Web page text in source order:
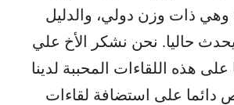
وهي ذات وزن دولي، والدليل
حاليا. نحن نشكر الأخ علي
على هذه اللقاءات المحببة لدينا
دائما على استضافة لقاءات